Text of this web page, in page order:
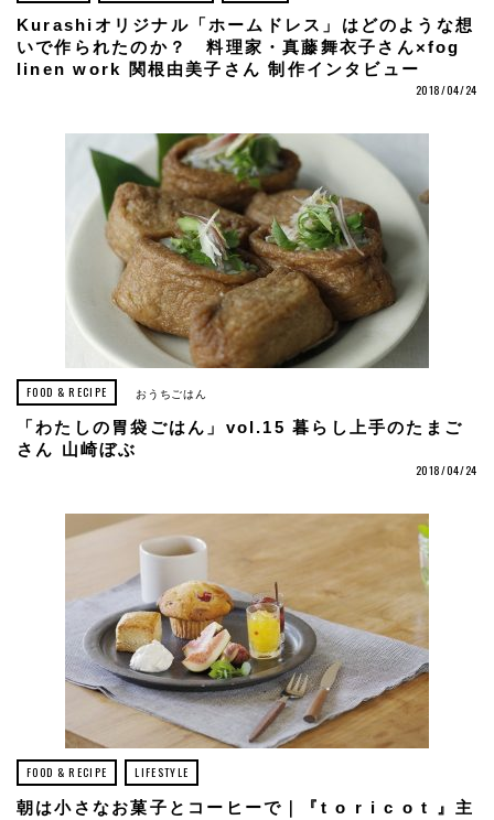
Kurashiオリジナル「ホームドレス」はどのような想
いで作られたのか？ 料理家・真藤舞衣子さん×fog
linen work 関根由美子さん 制作インタビュー
2018/04/24
FOOD & RECIPE おうちごはん
「わたしの胃袋ごはん」vol.15 暮らし上手のたまご
さん 山崎ぼぶ
2018/04/24
FOOD & RECIPE LIFESTYLE
朝は小さなお菓子とコーヒーで｜『t o r i c o t 』主